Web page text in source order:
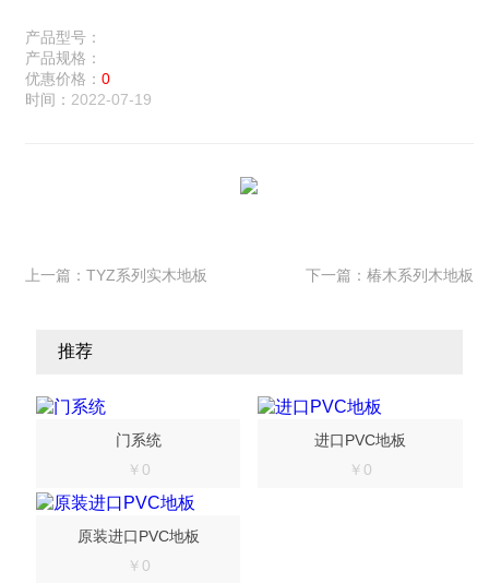
产品型号：
产品规格：
优惠价格： 0
时间： 2022-07-19
上一篇： TYZ系列实木地板 下一篇： 椿木系列木地板
推荐
门系统
￥0
进口PVC地板
￥0
原装进口PVC地板
￥0